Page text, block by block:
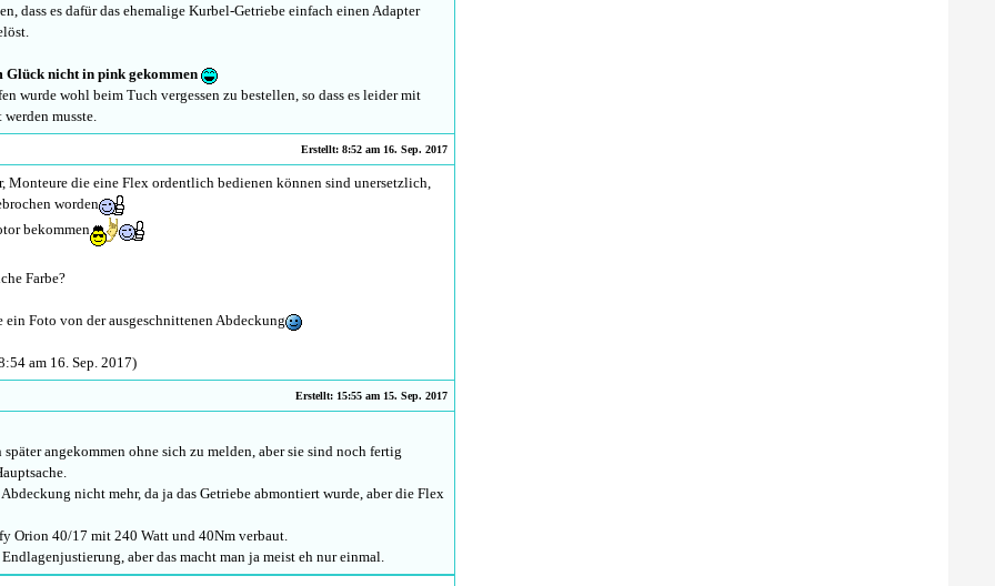
dass es dafür das ehemalige Kurbel-Getriebe einfach einen Adapter
Glück nicht in pink gekommen
wurde wohl beim Tuch vergessen zu bestellen, so dass es leider mit
musste.
Erstellt: 8:52 am 16. Sep. 2017
Monteure die eine Flex ordentlich bedienen können sind unersetzlich,
worden
bekommen
Farbe?
Foto von der ausgeschnittenen Abdeckung
am 16. Sep. 2017)
Erstellt: 15:55 am 15. Sep. 2017
angekommen ohne sich zu melden, aber sie sind noch fertig
nicht mehr, da ja das Getriebe abmontiert wurde, aber die Flex
Orion 40/17 mit 240 Watt und 40Nm verbaut.
aber das macht man ja meist eh nur einmal.